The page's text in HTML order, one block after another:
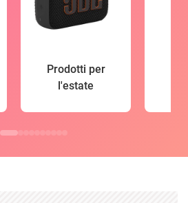
Prodotti per
l'estate